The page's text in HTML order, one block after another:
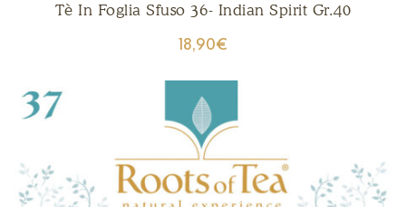
Tè In Foglia Sfuso 36- Indian Spirit Gr.40
18,90€